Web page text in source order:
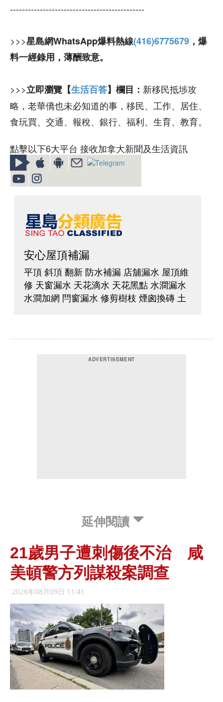
---------------------------------------------
>>>星島網WhatsApp爆料熱線(416)6775679 ，爆
料一經錄用，薄酬致意。
>>>立即瀏覽【生活百答】欄目： 新移民抵埗攻
略，老華僑也未必知道的事，移民、工作、居住、
食玩買、交通、報稅、銀行、福利、生育、教育。
點擊以下6大平台 接收加拿大新聞及生活資訊
延伸閱讀
21歲男子遭刺傷後不治 咸
美頓警方列謀殺案調查
2026年08月09日 11:41